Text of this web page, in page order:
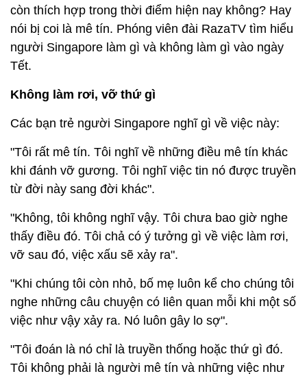
còn thích hợp trong thời điểm hiện nay không? Hay
nói bị coi là mê tín. Phóng viên đài RazaTV tìm hiểu
người Singapore làm gì và không làm gì vào ngày
Tết.
Không làm rơi, vỡ thứ gì
Các bạn trẻ người Singapore nghĩ gì về việc này:
"Tôi rất mê tín. Tôi nghĩ về những điều mê tín khác
khi đánh vỡ gương. Tôi nghĩ việc tin nó được truyền
từ đời này sang đời khác".
"Không, tôi không nghĩ vậy. Tôi chưa bao giờ nghe
thấy điều đó. Tôi chả có ý tưởng gì về việc làm rơi,
vỡ sau đó, việc xấu sẽ xảy ra".
"Khi chúng tôi còn nhỏ, bố mẹ luôn kể cho chúng tôi
nghe những câu chuyện có liên quan mỗi khi một số
việc như vậy xảy ra. Nó luôn gây lo sợ".
"Tôi đoán là nó chỉ là truyền thống hoặc thứ gì đó.
Tôi không phải là người mê tín và những việc như